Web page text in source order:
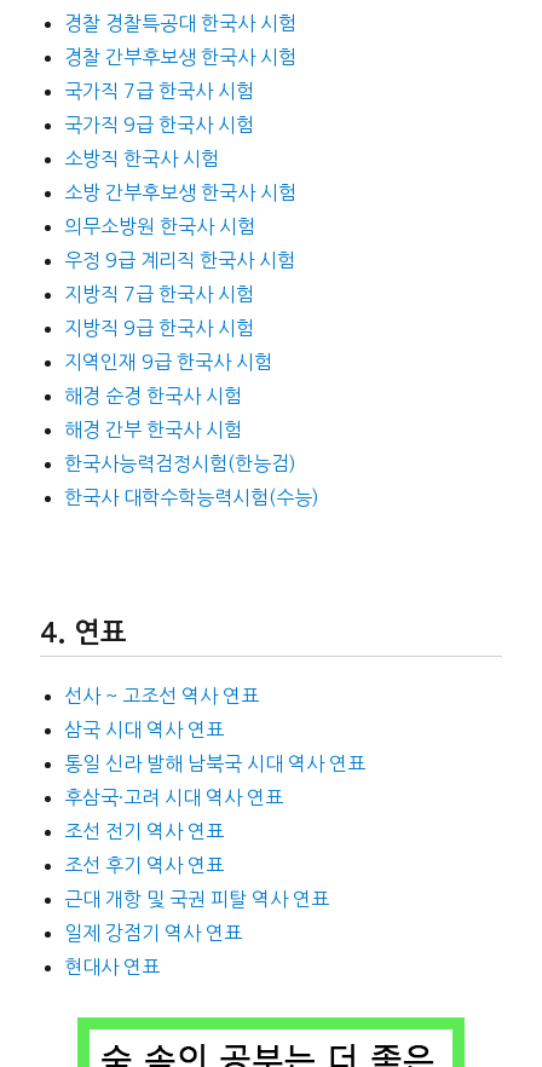
경찰 경찰특공대 한국사 시험
경찰 간부후보생 한국사 시험
국가직 7급 한국사 시험
국가직 9급 한국사 시험
소방직 한국사 시험
소방 간부후보생 한국사 시험
의무소방원 한국사 시험
우정 9급 계리직 한국사 시험
지방직 7급 한국사 시험
지방직 9급 한국사 시험
지역인재 9급 한국사 시험
해경 순경 한국사 시험
해경 간부 한국사 시험
한국사능력검정시험(한능검)
한국사 대학수학능력시험(수능)
연표
선사 ~ 고조선 역사 연표
삼국 시대 역사 연표
통일 신라 발해 남북국 시대 역사 연표
후삼국·고려 시대 역사 연표
조선 전기 역사 연표
조선 후기 역사 연표
근대 개항 및 국권 피탈 역사 연표
일제 강점기 역사 연표
현대사 연표